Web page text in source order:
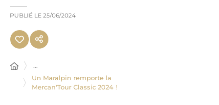
PUBLIÉ LE 25/06/2024
...
Un Maralpin remporte la
Mercan'Tour Classic 2024 !